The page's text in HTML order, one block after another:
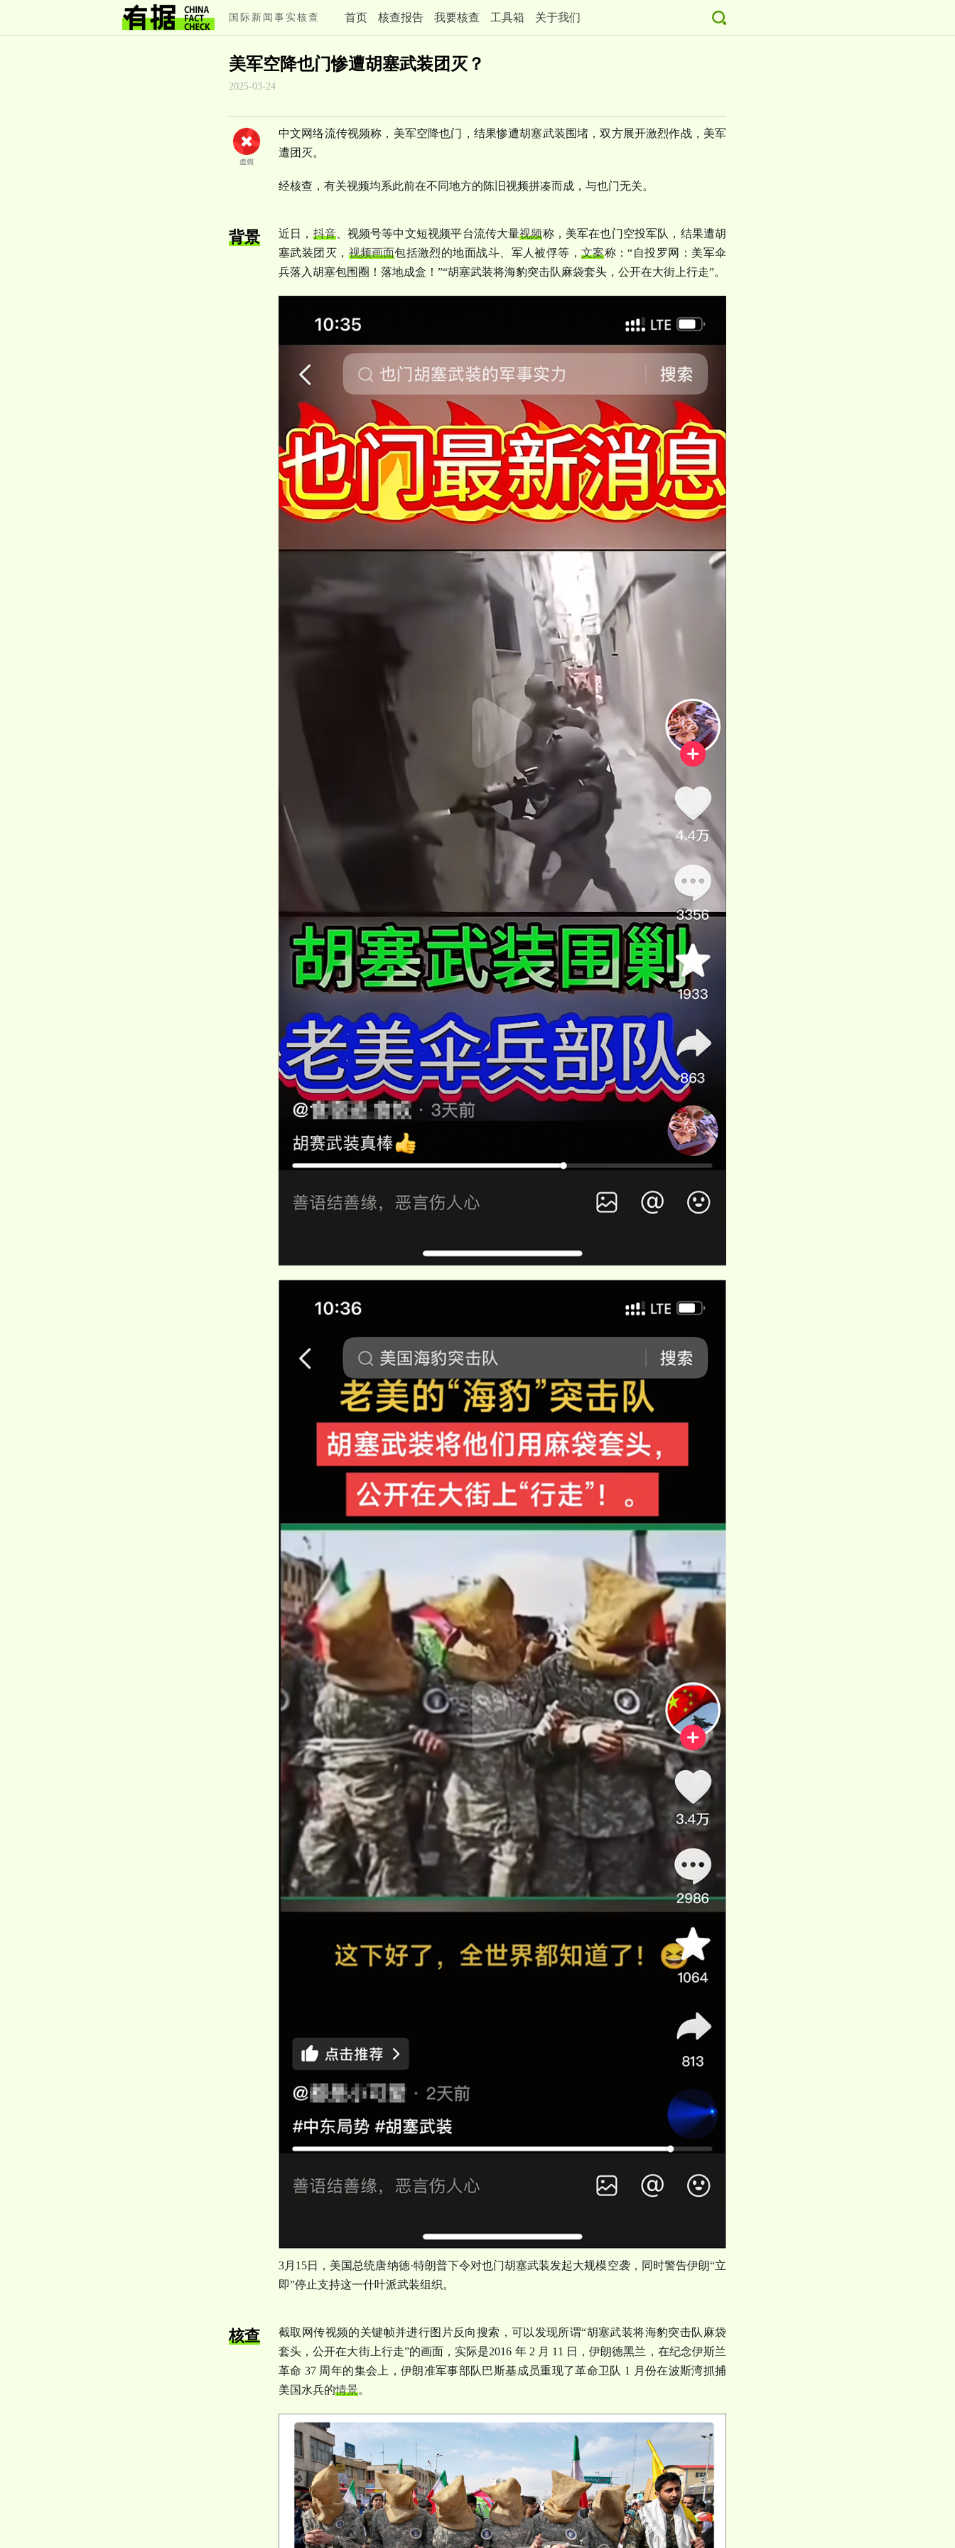
国际新闻事实核查 首页 核查报告 我要核查 工具箱 关于我们
美军空降也门惨遭胡塞武装团灭？
2025-03-24
中文网络流传视频称，美军空降也门，结果惨遭胡塞武装围堵，双方展开激烈作战，美军
遭团灭。
经核查，有关视频均系此前在不同地方的陈旧视频拼凑而成，与也门无关。
背景 近日， 抖音、视频号等中文短视频平台流传大量视频称，美军在也门空投军队，结果遭胡
塞武装团灭， 视频画面包括激烈的地面战斗、军人被俘等，文案称：“自投罗网：美军伞
兵落入胡塞包围圈！落地成盒！ ”“胡塞武装将海豹突击队麻袋套头，公开在大街上行走”。
3月 15日，美国总统唐纳德·特朗普下令对也门胡塞武装发起大规模空袭，同时警告伊朗“立
即”停止支持这一什叶派武装组织。
核查 截取网传视频的关键帧并进行图片反向搜索，可以发现所谓“胡塞武装将海豹突击队麻袋
套头，公开在大街上行走”的画面，实际是2016 年2 月 11 日，伊朗德黑兰，在纪念伊斯兰
革命 37 周年的集会上，伊朗准军事部队巴斯基成员重现了革命卫队 1
月份在波斯湾抓捕
美国水兵的情景。